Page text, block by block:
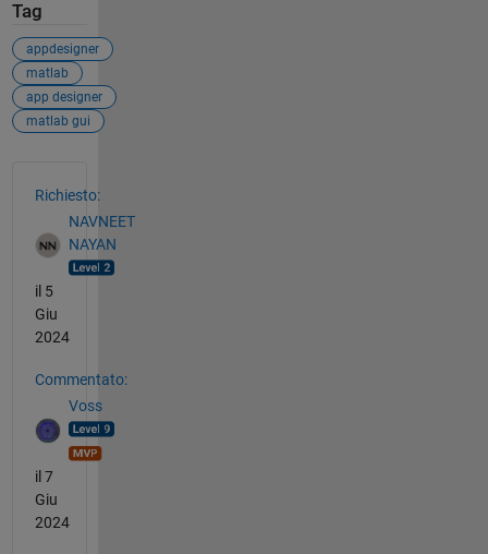
Tag
appdesigner
matlab
app designer
matlab gui
Richiesto:
NAVNEET
NAYAN
il 5
Giu
2024
Commentato:
Voss
il 7
Giu
2024